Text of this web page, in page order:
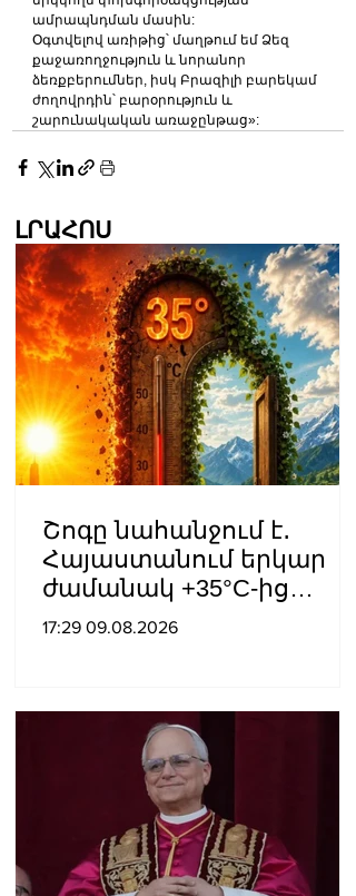
ամրապնդման մասին:
Օգտվելով առիթից՝ մաղթում եմ Ձեզ
քաջառողջություն և նորանոր
ձեռքբերումներ, իսկ Բրազիլի բարեկամ
ժողովրդին՝ բարօրություն և
շարունակական առաջընթաց»:
ԼՐԱՀՈՍ
Շոգը նահանջում է․
Հայաստանում երկար
ժամանակ +35°C-ից
բարձր ջերմաստիճան
17:29 09.08.2026